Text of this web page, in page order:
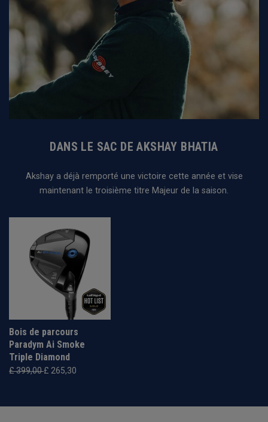
DANS LE SAC DE AKSHAY BHATIA
Akshay a déjà remporté une victoire cette année et vise
maintenant le troisième titre Majeur de la saison.
Bois de parcours
Paradym Ai Smoke
Triple Diamond
£ 399,00£ 265,30